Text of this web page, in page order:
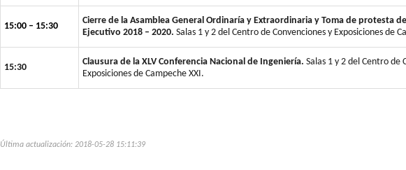
15:00 – 15:30
Cierre de la Asamblea General Ordinaría y Extraordinaria y Toma de protesta
Ejecutivo 2018 – 2020. Salas 1 y 2 del Centro de Convenciones y Exposiciones de
15:30
Clausura de la XLV Conferencia Nacional de Ingeniería. Salas 1 y 2 del Centro de
Exposiciones de Campeche XXI.
Última actualización: 2018-05-28 15:11:39